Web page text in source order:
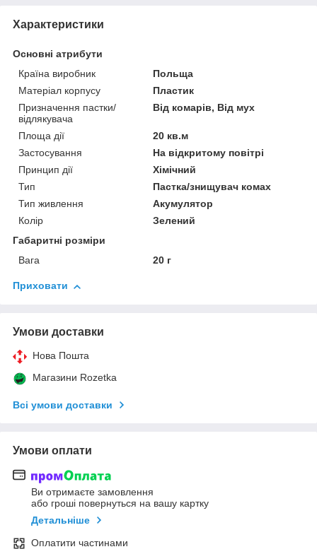
Характеристики
Основні атрибути
Країна виробник
Польща
Матеріал корпусу
Пластик
Призначення пастки/
відлякувача
Від комарів, Від мух
Площа дії
20 кв.м
Застосування
На відкритому повітрі
Принцип дії
Хімічний
Тип
Пастка/знищувач комах
Тип живлення
Акумулятор
Колір
Зелений
Габаритні розміри
Вага
20 г
Приховати
Умови доставки
Нова Пошта
Магазини Rozetka
Всі умови доставки
Умови оплати
Ви отримаєте замовлення
або гроші повернуться на вашу картку
Детальніше
Оплатити частинами